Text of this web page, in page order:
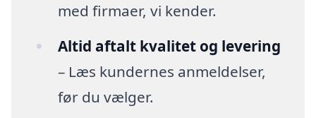
med firmaer, vi kender.
Altid aftalt kvalitet og levering
– Læs kundernes anmeldelser,
før du vælger.